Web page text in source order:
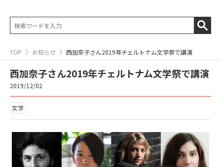
TOP お知らせ 西加奈子さん2019年チェルトナム文学祭で講演
西加奈子さん2019年チェルトナム文学祭で講演
2019/12/02
文学